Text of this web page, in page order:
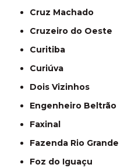
Cruz Machado
Cruzeiro do Oeste
Curitiba
Curiúva
Dois Vizinhos
Engenheiro Beltrão
Faxinal
Fazenda Rio Grande
Foz do Iguaçu